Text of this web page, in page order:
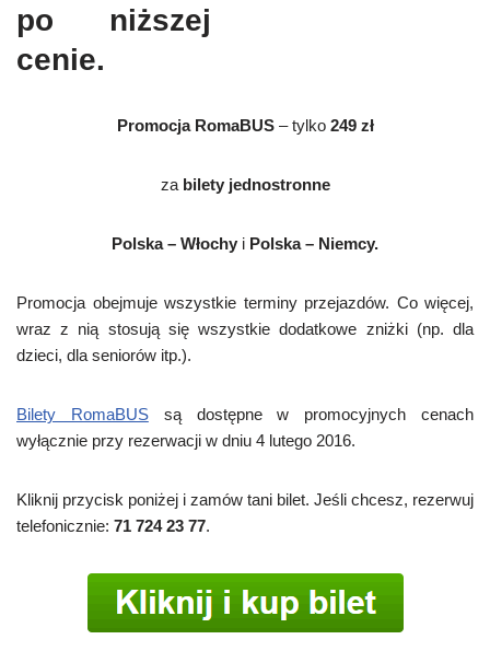
po niższej
cenie.
Promocja RomaBUS– tylko249 zł
zabilety jednostronne
Polska – Włochy i Polska – Niemcy.
Promocja obejmuje wszystkie terminy przejazdów. Co więcej,
wraz z nią stosują się wszystkie dodatkowe zniżki (np. dla
dzieci, dla seniorów itp.).
Bilety RomaBUSsą dostępne w promocyjnych cenach
wyłącznie przy rezerwacji w dniu 4 lutego 2016.
Kliknij przycisk poniżej i zamów tani bilet. Jeśli chcesz, rezerwuj
telefonicznie: 71 724 23 77.